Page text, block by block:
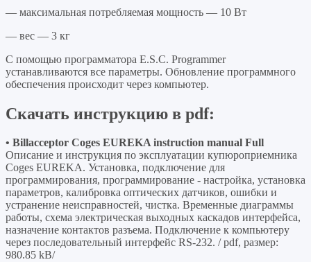
— максимальная потребляемая мощность — 10 Вт
— вес — 3 кг
С помощью программатора E.S.C. Programmer
устанавливаются все параметры. Обновление программного
обеспечения происходит через компьютер.
Скачать инструкцию в pdf:
• Billacceptor Coges EUREKA instruction manual Full
Описание и инструкция по эксплуатации купюроприемника
Coges EUREKA. Установка, подключение для
программирования, программирование - настройка, установка
параметров, калибровка оптических датчиков, ошибки и
устранение неисправностей, чистка. Временные диаграммы
работы, схема электрическая выходных каскадов интерфейса,
назначение контактов разъема. Подключение к компьютеру
через последовательный интерфейс RS-232. / pdf, размер:
980.85 kB/